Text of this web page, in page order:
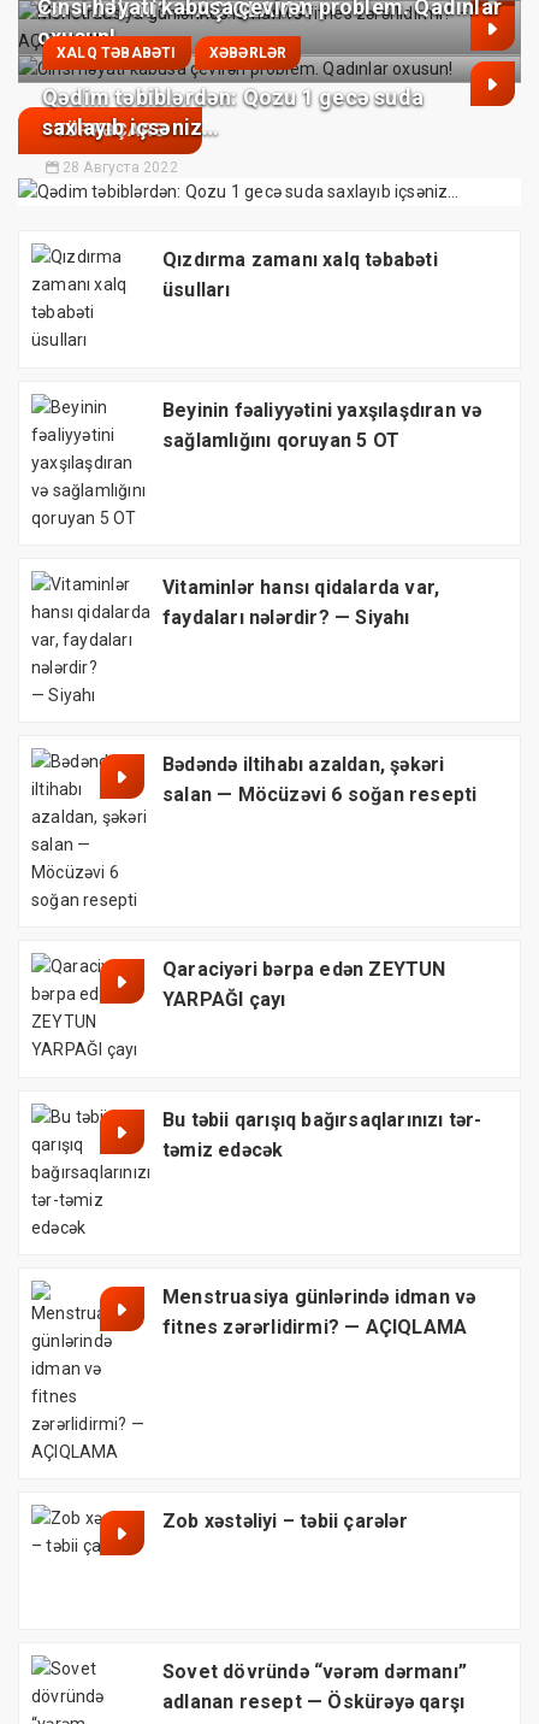
zərərlidirmi? — AÇIQLAMA
Cinsi həyatı kabusa çevirən problem. Qadınlar
oxusun!
TÜRKƏÇARƏ
XALQ TƏBABƏTI XƏBƏRLƏR
Qədim təbiblərdən: Qozu 1 gecə suda
saxlayıb içsəniz…
28 Августа 2022
Qızdırma zamanı xalq təbabəti
üsulları
Beyinin fəaliyyətini yaxşılaşdıran və
sağlamlığını qoruyan 5 OT
Vitaminlər hansı qidalarda var,
faydaları nələrdir? — Siyahı
Bədəndə iltihabı azaldan, şəkəri
salan — Möcüzəvi 6 soğan resepti
Qaraciyəri bərpa edən ZEYTUN
YARPAĞI çayı
Bu təbii qarışıq bağırsaqlarınızı tər-
təmiz edəcək
Menstruasiya günlərində idman və
fitnes zərərlidirmi? — AÇIQLAMA
Zob xəstəliyi – təbii çarələr
Sovet dövründə “vərəm dərmanı”
adlanan resept — Öskürəyə qarşı